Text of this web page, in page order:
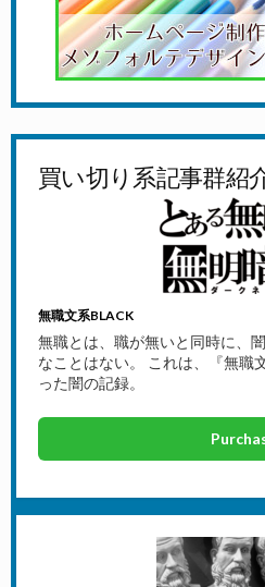
買い切り系記事群紹
無職文系BLACK
無職とは、職が無いと同時に、
なことはない。 これは、『無職
った闇の記録。